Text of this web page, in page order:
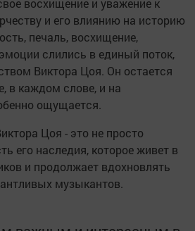
восхищение и уважение к
и его влиянию на историю
печаль, восхищение,
слились в единый поток,
Виктора Цоя. Он остается
в каждом слове, и на
ощущается.
Цоя - это не просто
его наследия, которое живет в
и продолжает вдохновлять
музыкантов.